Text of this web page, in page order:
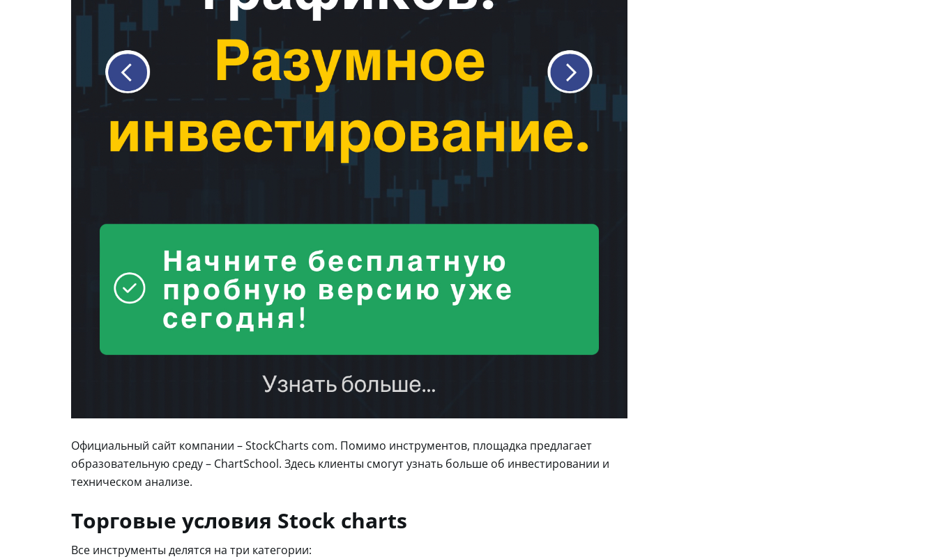
Официальный сайт компании – StockCharts com. Помимо инструментов, площадка предлагает
образовательную среду – ChartSchool. Здесь клиенты смогут узнать больше об инвестировании и
техническом анализе.
Торговые условия Stock charts
Все инструменты делятся на три категории: